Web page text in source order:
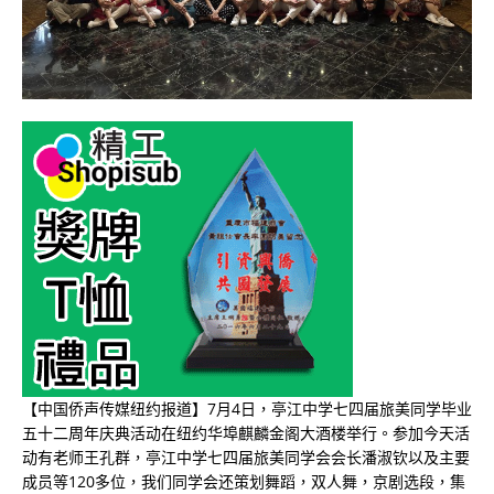
【中国侨声传媒纽约报道】7月4日，亭江中学七四届旅美同学毕业
五十二周年庆典活动在纽约华埠麒麟金阁大酒楼举行。参加今天活
动有老师王孔群，亭江中学七四届旅美同学会会长潘淑钦以及主要
成员等120多位，我们同学会还策划舞蹈，双人舞，京剧选段，集